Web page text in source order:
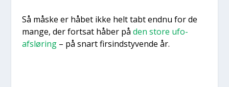
Så måske er håbet ikke helt tabt end­nu for de
man­ge, der fort­sat håber på den sto­re ufo-
afslø­ring– på snart fir­sindsty­ven­de år.